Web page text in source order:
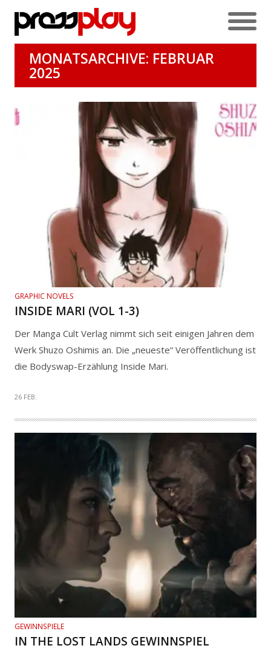
MONATSARCHIVE: FEBRUAR
2025
GRAPHIC NOVELS
INSIDE MARI (VOL 1-3)
Der Manga Cult Verlag nimmt sich seit einigen Jahren dem
Werk Shuzo Oshimis an. Die „neueste“ Veröffentlichung ist
die Bodyswap-Erzählung Inside Mari.
26 FEB.
GEWINNSPIELE
IN THE LOST LANDS GEWINNSPIEL